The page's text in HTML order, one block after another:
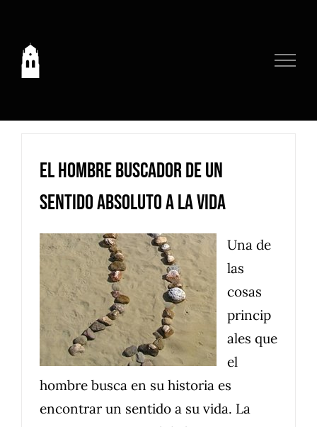
contenido
El hombre buscador de un
sentido absoluto a la vida
Una de
las
cosas
princip
ales que
el
hombre busca en su historia es
encontrar un sentido a su vida. La